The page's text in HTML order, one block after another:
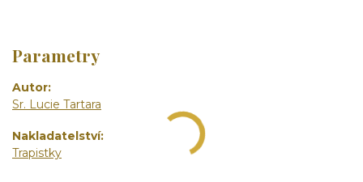
Parametry
Autor
Sr. Lucie Tartara
Nakladatelství
Trapistky